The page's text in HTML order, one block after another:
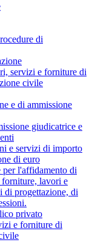
di
servizi e forniture di
civile
e di ammissione
giudicatrice e
e servizi di importo
di euro
l'affidamento di
lavori e
di progettazione, di
privato
e forniture di